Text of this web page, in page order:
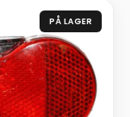
PÅ LAGER